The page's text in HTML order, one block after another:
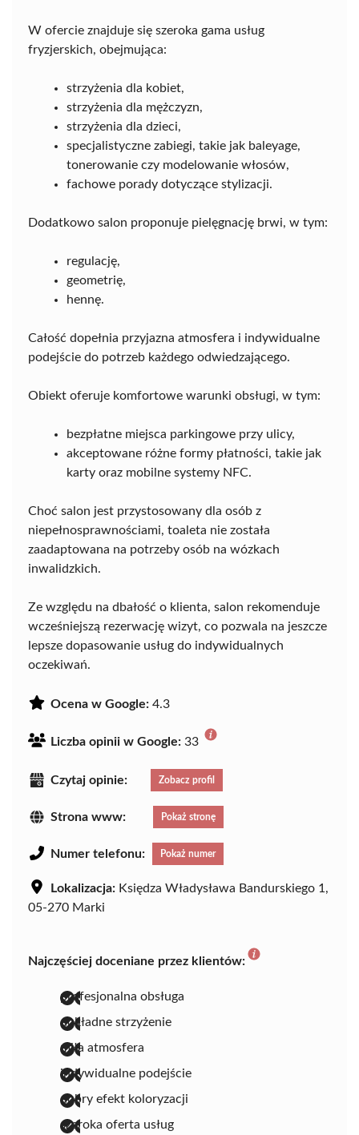
W ofercie znajduje się szeroka gama usług
fryzjerskich, obejmująca:
strzyżenia dla kobiet,
strzyżenia dla mężczyzn,
strzyżenia dla dzieci,
specjalistyczne zabiegi, takie jak baleyage,
tonerowanie czy modelowanie włosów,
fachowe porady dotyczące stylizacji.
Dodatkowo salon proponuje pielęgnację brwi, w tym:
regulację,
geometrię,
hennę.
Całość dopełnia przyjazna atmosfera i indywidualne
podejście do potrzeb każdego odwiedzającego.
Obiekt oferuje komfortowe warunki obsługi, w tym:
bezpłatne miejsca parkingowe przy ulicy,
akceptowane różne formy płatności, takie jak
karty oraz mobilne systemy NFC.
Choć salon jest przystosowany dla osób z
niepełnosprawnościami, toaleta nie została
zaadaptowana na potrzeby osób na wózkach
inwalidzkich.
Ze względu na dbałość o klienta, salon rekomenduje
wcześniejszą rezerwację wizyt, co pozwala na jeszcze
lepsze dopasowanie usług do indywidualnych
oczekiwań.
Ocena w Google: 4.3
Liczba opinii w Google: 33
Czytaj opinie: Zobacz profil
Strona www: Pokaż stronę
Numer telefonu: Pokaż numer
Lokalizacja: Księdza Władysława Bandurskiego 1,
05-270 Marki
Najczęściej doceniane przez klientów:
profesjonalna obsługa
dokładne strzyżenie
miła atmosfera
indywidualne podejście
dobry efekt koloryzacji
szeroka oferta usług